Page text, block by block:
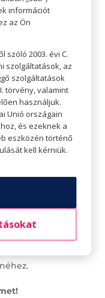
alapozók és
megfelelőek.
információt
az Ön
szóló 2003. évi C.
szolgáltatások, az
szolgáltatások
törvény, valamint
használjuk.
Unió országain
és ezeknek a
eszközén történő
kell kérniük.